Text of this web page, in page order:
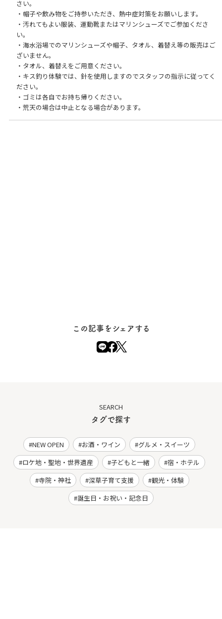
さい。
・帽子や飲み物をご持参いただき、熱中症対策をお願いします。
・汚れてもよい服装、運動靴またはマリンシューズでご参加くださ
い。
・海水浴場でのマリンシューズや帽子、タオル、着替え等の販売はご
ざいません。
・タオル、着替えをご用意ください。
・キス釣り体験では、針を使用しますのでスタッフの指示に従ってく
ださい。
・ゴミは各自でお持ち帰りください。
・荒天の場合は中止となる場合があります。
この記事をシェアする
SEARCH
タグで探す
NEW OPEN お酒・ワイン
グルメ・スイーツ
ロケ地・聖地・世界遺産
子どもと一緒
宿・ホテル
寺院・神社
深草子育て支援
観光・体験
誕生日・お祝い・記念日